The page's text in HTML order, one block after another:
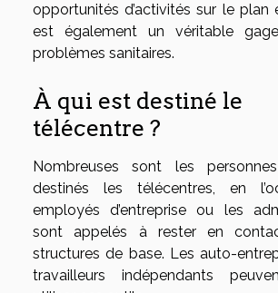
opportunités d’activités sur le plan
est également un véritable
problèmes sanitaires.
À qui est destiné le
télécentre ?
Nombreuses sont les
destinés les télécentres, en
employés d’entreprise ou les
sont appelés à rester en
structures de base. Les auto-
travailleurs indépendants